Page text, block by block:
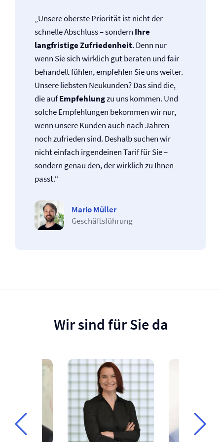
„Unsere oberste Priorität ist nicht der
schnelle Abschluss – sondern Ihre
langfristige Zufriedenheit. Denn nur
wenn Sie sich wirklich gut beraten und fair
behandelt fühlen, empfehlen Sie uns weiter.
Unsere liebsten Neukunden? Das sind die,
die aufEmpfehlungzu uns kommen. Und
solche Empfehlungen bekommen wir nur,
wenn unsere Kunden auch nach Jahren
noch zufrieden sind. Deshalb suchen wir
nicht einfach irgendeinen Tarif für Sie –
sondern genau den, der wirklich zu Ihnen
passt.“
Mario Müller
Geschäftsführung
Wir sind für Sie da